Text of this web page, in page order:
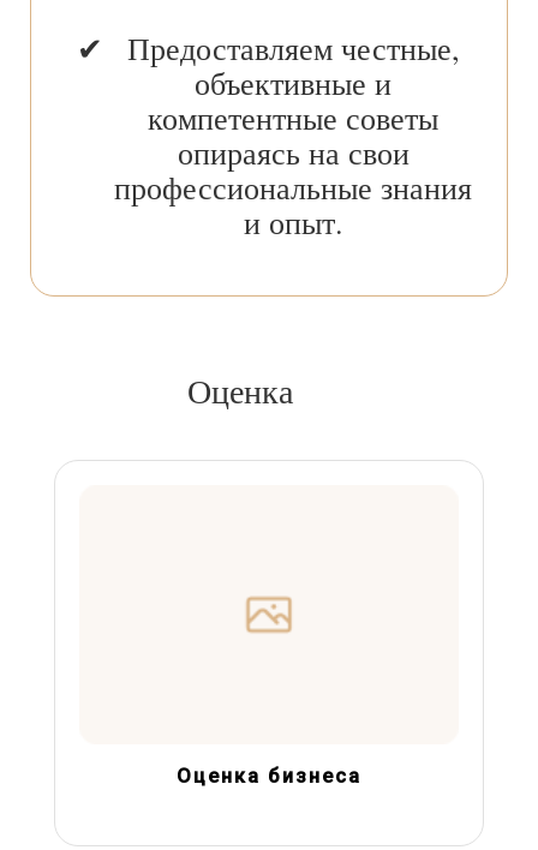
Предоставляем честные,
объективные и
компетентные советы
опираясь на свои
профессиональные знания
и опыт.
Оценка
Оценка бизнеса